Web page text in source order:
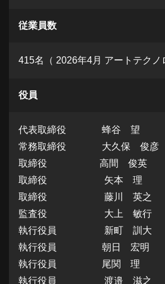
従業員数
415名（ 2026年4月 アートテクノ
役員
代表取締役 蜂谷 望
常務取締役 大久保 俊彦
取締役 高間 俊英
取締役 矢本 理
取締役 藤川 英之
監査役 大上 敏行
執行役員 新町 訓大
執行役員 朝日 宏明
執行役員 尾関 理
執行役員 渡邉 滋之